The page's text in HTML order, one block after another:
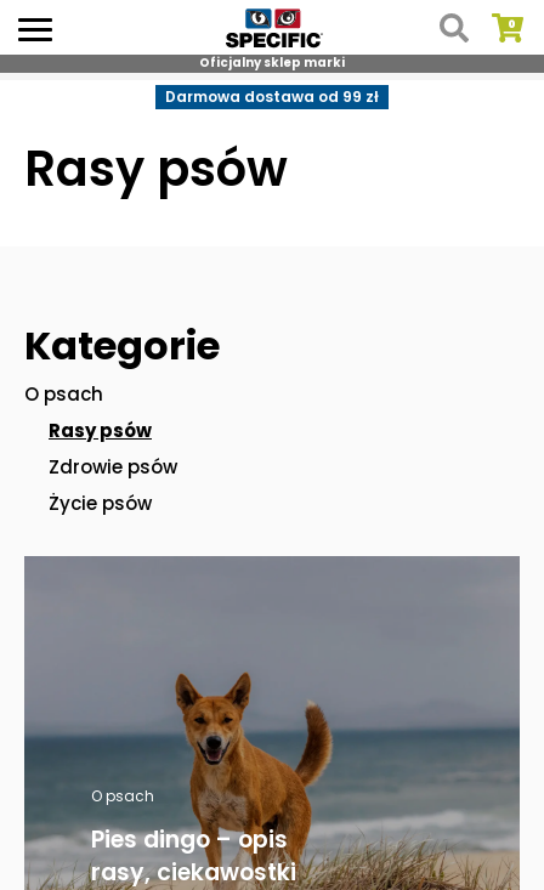
content
Oficjalny sklep marki
Darmowa dostawa od 99 zł
Rasy psów
Kategorie
O psach
Rasy psów
Zdrowie psów
Życie psów
O psach
Pies dingo – opis
rasy, ciekawostki